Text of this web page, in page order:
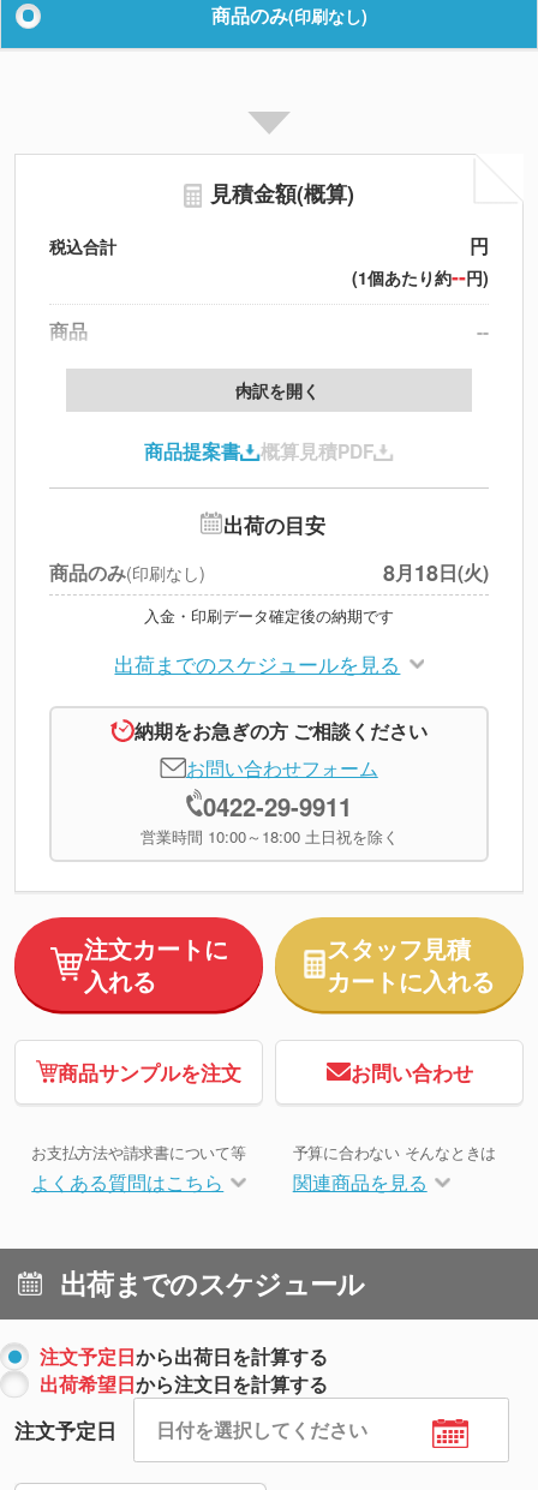
商品のみ(印刷なし)
見積金額(概算)
税込合計 円
(1個あたり約--円)
商品
--
送料
※北海道・沖縄・離島 別途
※上記小計は税別です
内訳を開く
商品提案書 概算見積PDF
出荷の目安
商品のみ(印刷なし) 8月18日(火)
入金・印刷データ確定後の納期です
出荷までのスケジュールを見る
納期をお急ぎの方 ご相談ください
お問い合わせフォーム
0422-29-9911
営業時間 10:00～18:00 土日祝を除く
注文カートに
入れる
スタッフ見積
カートに入れる
商品サンプルを注文 お問い合わせ
お支払方法や請求書について等
よくある質問はこちら
予算に合わない そんなときは
関連商品を見る
出荷までのスケジュール
注文予定日から出荷日を計算する
出荷希望日から注文日を計算する
注文予定日